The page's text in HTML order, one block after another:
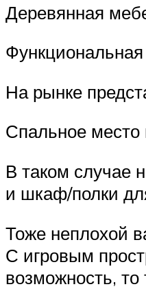
Деревянная
На рынке
Спальное место
В таком случае
и шкаф/полки
Тоже неплохой
С игровым
возможность, то